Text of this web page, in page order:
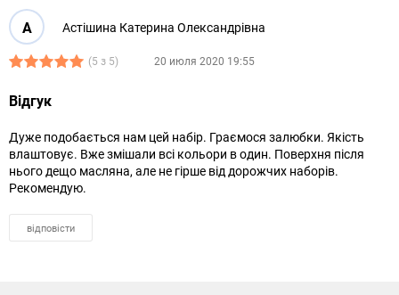
А Астішина Катерина Олександрівна
(5 з 5) 20 июля 2020 19:55
Відгук
Дуже подобається нам цей набір. Граємося залюбки. Якість
влаштовує. Вже змішали всі кольори в один. Поверхня після
нього дещо масляна, але не гірше від дорожчих наборів.
Рекомендую.
відповісти